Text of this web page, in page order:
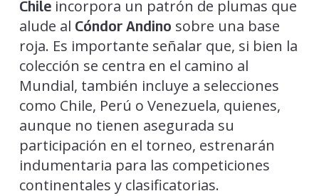
Chileincorpora un patrón de plumas que
alude al Cóndor Andino sobre una base
roja. Es importante señalar que, si bien la
colección se centra en el camino al
Mundial, también incluye a selecciones
como Chile, Perú o Venezuela, quienes,
aunque no tienen asegurada su
participación en el torneo, estrenarán
indumentaria para las competiciones
continentales y clasificatorias.